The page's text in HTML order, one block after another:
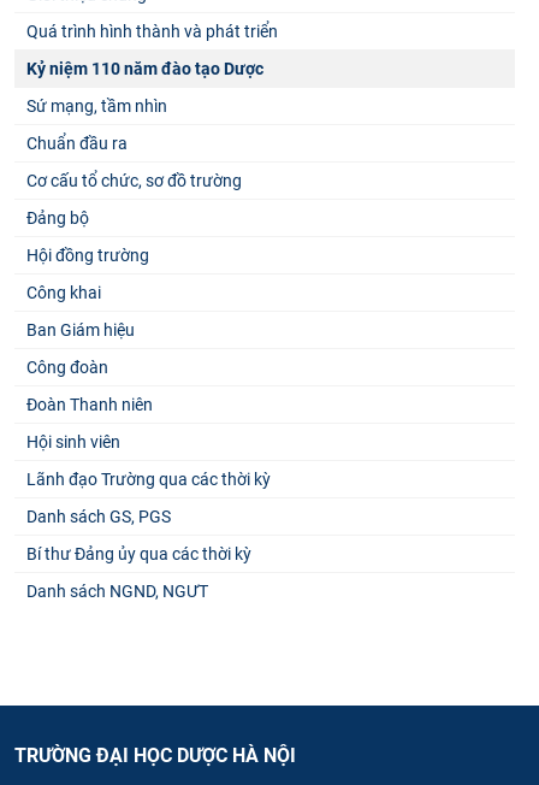
Quá trình hình thành và phát triển
Kỷ niệm 110 năm đào tạo Dược
Sứ mạng, tầm nhìn
Chuẩn đầu ra
Cơ cấu tổ chức, sơ đồ trường
Đảng bộ
Hội đồng trường
Công khai
Ban Giám hiệu
Công đoàn
Đoàn Thanh niên
Hội sinh viên
Lãnh đạo Trường qua các thời kỳ
Danh sách GS, PGS
Bí thư Đảng ủy qua các thời kỳ
Danh sách NGND, NGƯT
TRƯỜNG ĐẠI HỌC DƯỢC HÀ NỘI